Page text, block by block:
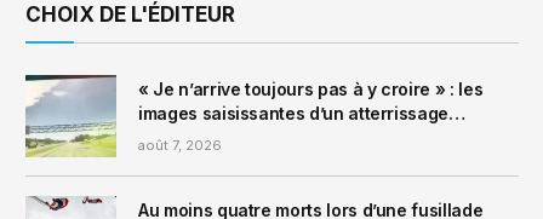
CHOIX DE L'ÉDITEUR
« Je n’arrive toujours pas à y croire » : les
images saisissantes d’un atterrissage
d’urgence sur une autoroute de Floride
août 7, 2026
Au moins quatre morts lors d’une fusillade